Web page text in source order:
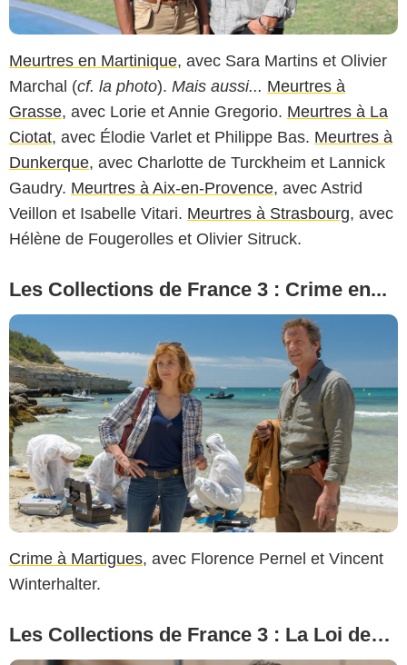
Meurtres en Martinique, avec Sara Martins et Olivier
Marchal (cf. la photo). Mais aussi... Meurtres à
Grasse, avec Lorie et Annie Gregorio. Meurtres à La
Ciotat, avec Élodie Varlet et Philippe Bas. Meurtres à
Dunkerque, avec Charlotte de Turckheim et Lannick
Gaudry. Meurtres à Aix-en-Provence, avec Astrid
Veillon et Isabelle Vitari. Meurtres à Strasbourg, avec
Hélène de Fougerolles et Olivier Sitruck.
Les Collections de France 3 : Crime en...
Crime à Martigues, avec Florence Pernel et Vincent
Winterhalter.
Les Collections de France 3 : La Loi de…